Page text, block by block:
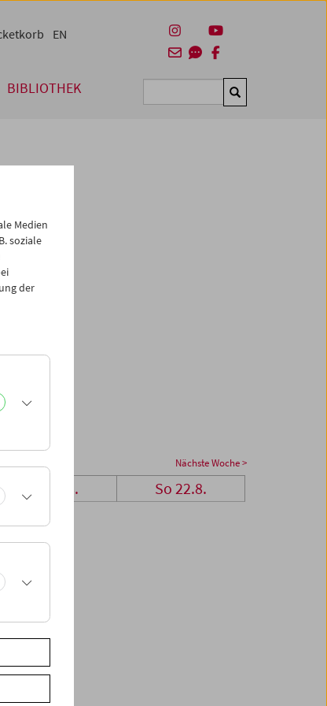
BIBLIOTHEK Suchen
EN
Nächste Woche >
Sa 21.8. So 22.8.
Medien
soziale
der